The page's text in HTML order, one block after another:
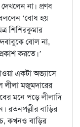
না। প্রণব
‘বোধ হয়
শিশিরকুমার
বোল না,
করতে।’
একটা অভ্যাসে
লীলা মজুমদারের
মনে পড়ে লীলাদি
রতনপল্লীর বাড়ির
কখনও বাড়ির